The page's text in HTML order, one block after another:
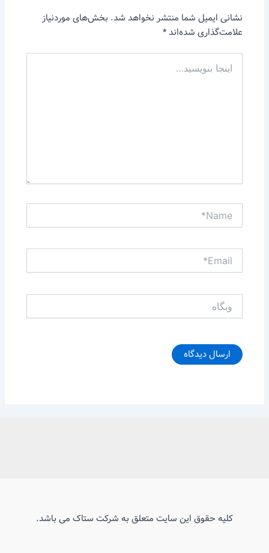
نشانی ایمیل شما منتشر نخواهد شد. بخش‌های موردنیاز
علامت‌گذاری شده‌اند*
بنویسید…
Name*
Email*
کلیه حقوق این سایت متعلق به شرکت ستاک می باشد.